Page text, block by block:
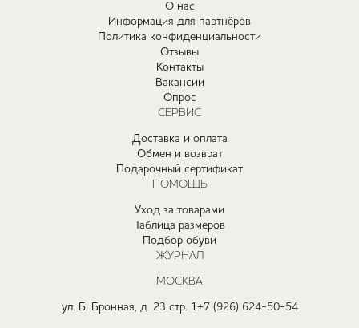
О нас
Информация для партнёров
Политика конфиденциальности
Отзывы
Контакты
Вакансии
Опрос
СЕРВИС
Доставка и оплата
Обмен и возврат
Подарочный сертификат
ПОМОЩЬ
Уход за товарами
Таблица размеров
Подбор обуви
ЖУРНАЛ
МОСКВА
ул. Б. Бронная, д. 23 стр. 1+7 (926) 624-50-54